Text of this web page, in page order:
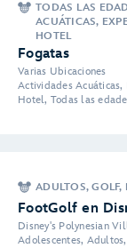
TODAS LAS
ACUÁTICAS,
HOTEL
Fogatas
Varias Ubicaciones
Actividades Acuáticas,
Hotel, Todas las
ADULTOS, GOLF,
FootGolf en
Disney's Polynesian
Adolescentes,